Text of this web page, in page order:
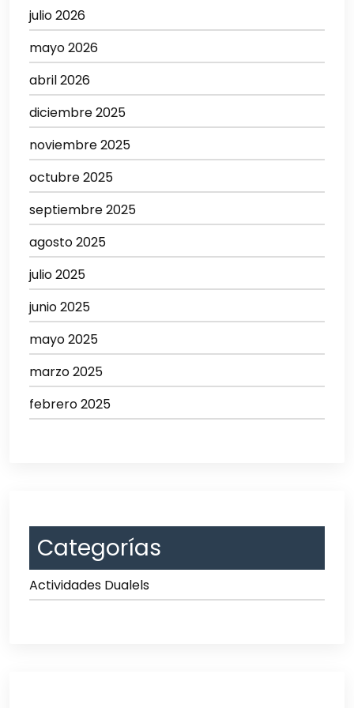
julio 2026
mayo 2026
abril 2026
diciembre 2025
noviembre 2025
octubre 2025
septiembre 2025
agosto 2025
julio 2025
junio 2025
mayo 2025
marzo 2025
febrero 2025
Categorías
Actividades Dualels